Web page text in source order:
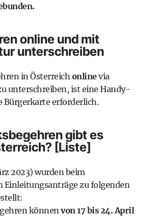
online und mit
unterschreiben
in Österreich onlinevia
unterschreiben, ist eine Handy-
Bürgerkarte erforderlich.
gibt es
[Liste]
2023) wurden beim
zu folgenden
können von 17 bis 24. April